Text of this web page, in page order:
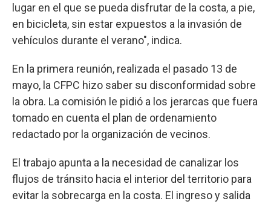
lugar en el que se pueda disfrutar de la costa, a pie,
en bicicleta, sin estar expuestos a la invasión de
vehículos durante el verano", indica.
En la primera reunión, realizada el pasado 13 de
mayo, la CFPC hizo saber su disconformidad sobre
la obra. La comisión le pidió a los jerarcas que fuera
tomado en cuenta el plan de ordenamiento
redactado por la organización de vecinos.
El trabajo apunta a la necesidad de canalizar los
flujos de tránsito hacia el interior del territorio para
evitar la sobrecarga en la costa. El ingreso y salida